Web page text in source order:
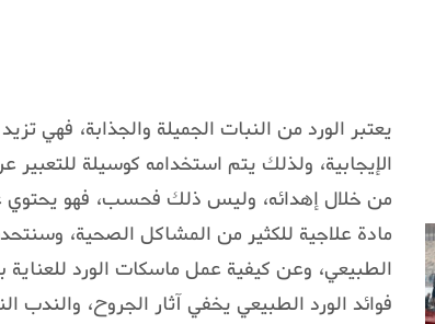
يعتبر الورد من النبات الجميلة والجذابة، فهي
الإيجابية، ولذلك يتم استخدامه كوسيلة للتعبير
من خلال إهدائه، وليس ذلك فحسب، فهو يحتوي
مادة علاجية للكثير من المشاكل الصحية،
الطبيعي، وعن كيفية عمل ماسكات الورد للعناية
فوائد الورد الطبيعي يخفي آثار الجروح، والندب